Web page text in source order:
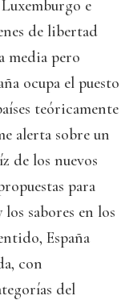
e
de libertad
media pero
ocupa el puesto
teóricamente
alerta sobre un
de los nuevos
para
sabores en los
España
con
del